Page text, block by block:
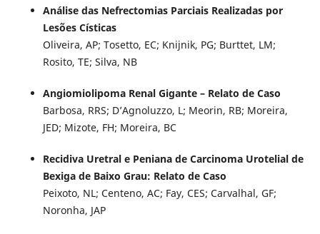
Análise das Nefrectomias Parciais Realizadas por
Lesões Císticas
Oliveira, AP; Tosetto, EC; Knijnik, PG; Burttet, LM;
Rosito, TE; Silva, NB
Angiomiolipoma Renal Gigante – Relato de Caso
Barbosa, RRS; D’Agnoluzzo, L; Meorin, RB; Moreira,
JED; Mizote, FH; Moreira, BC
Recidiva Uretral e Peniana de Carcinoma Urotelial de
Bexiga de Baixo Grau: Relato de Caso
Peixoto, NL; Centeno, AC; Fay, CES; Carvalhal, GF;
Noronha, JAP